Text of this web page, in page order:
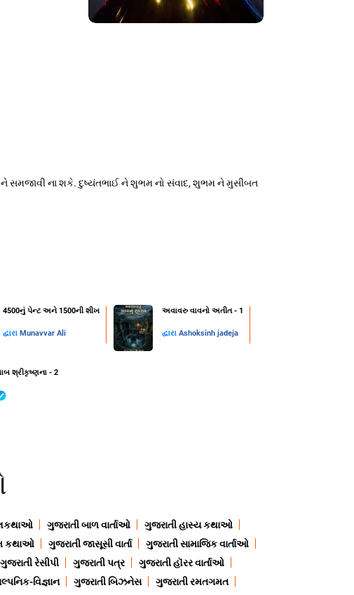
ને સમજાવી ના શકે. દુષ્યંતભાઈ ને શુભમ નો સંવાદ, શુભમ ને મુસીબત
4500નું પેન્ટ અને 1500ની શીખ
દ્વારા Munavvar Ali
અવાવરુ વાવનો અતીત - 1
દ્વારા Ashoksinh jadeja
શ્રીકૃષ્ણના - 2
ગુજરાતી બાળ વાર્તાઓ
ગુજરાતી હાસ્ય કથાઓ
કથાઓ ગુજરાતી જાસૂસી વાર્તા
ગુજરાતી સામાજિક વાર્તાઓ
ગુજરાતી રેસીપી ગુજરાતી પત્ર
ગુજરાતી હૉરર વાર્તાઓ
વિજ્ઞાન ગુજરાતી બિઝનેસ ગુજરાતી રમતગમત